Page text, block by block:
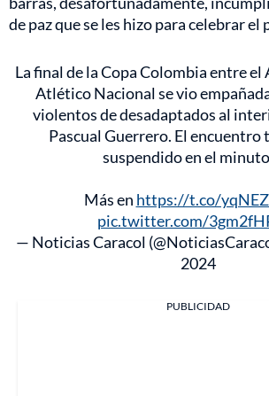
de paz que se les hizo para celebrar el
La final de la Copa Colombia entre el
Atlético Nacional se vio
violentos de desadaptados al
Pascual Guerrero. El encuentro
suspendido en el
Más en https://t.co/
pic.twitter.com/
— Noticias Caracol
2024
PUBLICIDAD